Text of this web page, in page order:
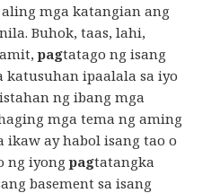
mga katangian ang
Buhok, taas, lahi,
pagtatago ng isang
katusuhan ipaalala sa iyo
ng ibang mga
mga tema ng aming
ikaw ay habol isang tao o
ng iyongpagtatangka
basement sa isang